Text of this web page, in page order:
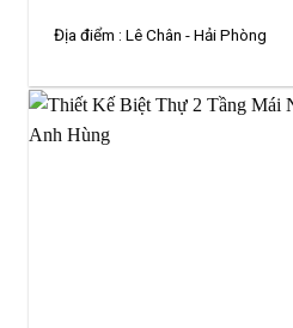
Địa điểm :Lê Chân - Hải Phòng